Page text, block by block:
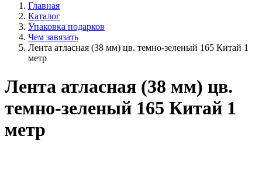
Главная
Каталог
Упаковка подарков
Чем завязать
Лента атласная (38 мм) цв. темно-зеленый 165 Китай 1
метр
Лента атласная (38 мм) цв.
темно-зеленый 165 Китай 1
метр